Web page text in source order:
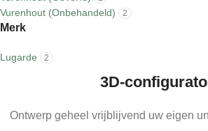
Vurenhout (Onbehandeld) 2
Merk
Lugarde 2
3D-
Ontwerp geheel vrijblijvend uw eigen